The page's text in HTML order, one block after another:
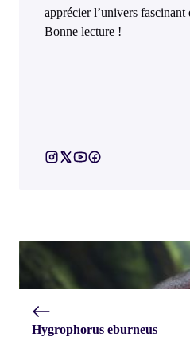
apprécier l’univers fascinant
Bonne lecture !
Hygrophorus eburneus